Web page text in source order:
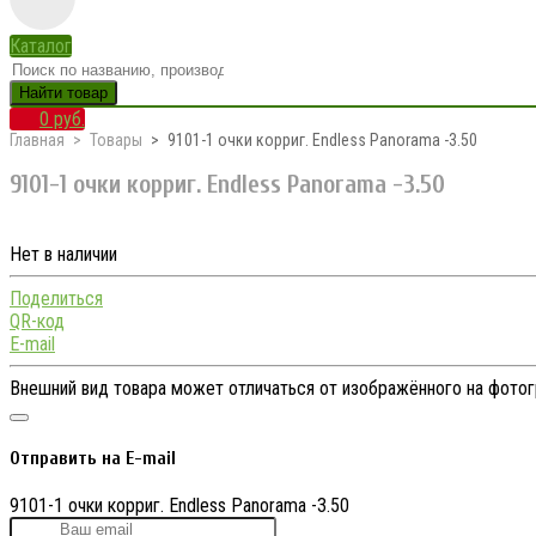
Каталог
Найти товар
0 руб.
Главная Товары 9101-1 очки корриг. Endless Panorama -3.50
9101-1 очки корриг. Endless Panorama -3.50
Нет в наличии
Поделиться
QR-код
E-mail
Внешний вид товара может отличаться от изображённого на
Отправить на E-mail
9101-1 очки корриг. Endless Panorama -3.50